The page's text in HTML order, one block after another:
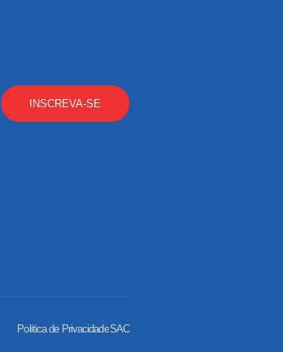
INSCREVA-SE
Politica de PrivacidadeSAC